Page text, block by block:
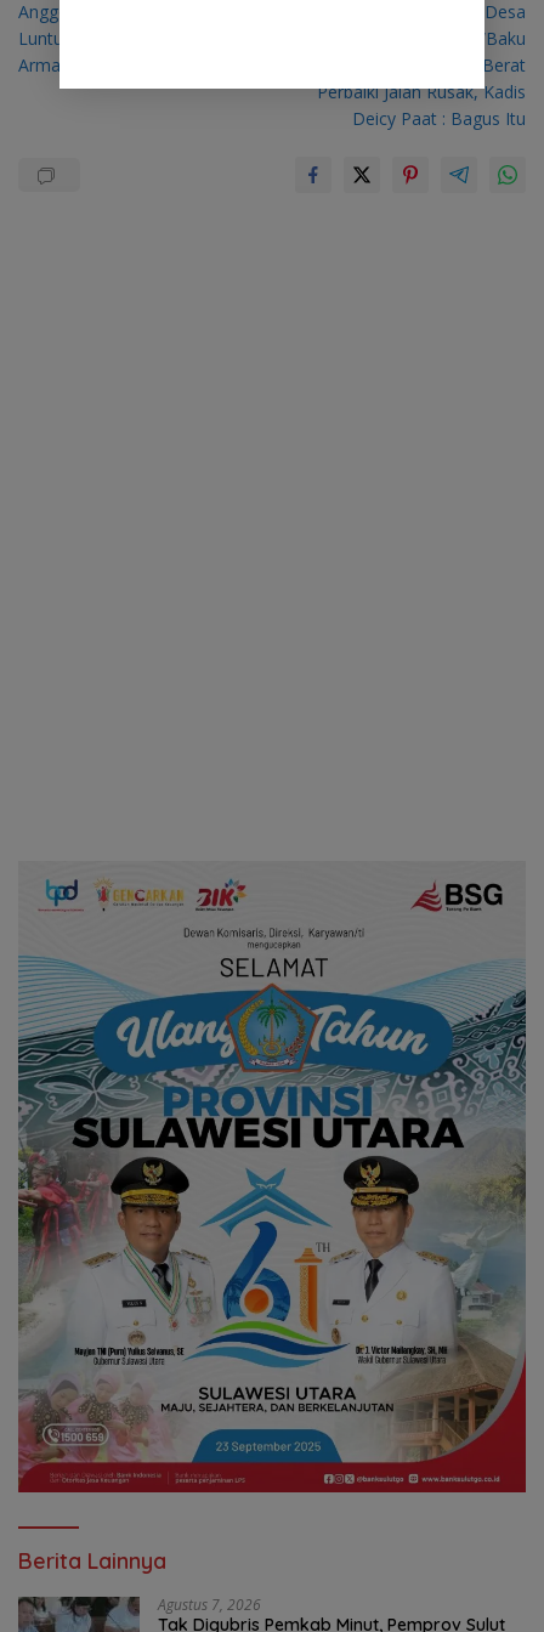
pos
Anggota DPRD Sulut Normans
Luntungan Usul Penambahan
Armada Rute Talaud-Manado
Bikin Malu! Warga Desa
Mopolo Terpaksa “Baku
Brantang” Sewa Alat Berat
Perbaiki Jalan Rusak, Kadis
Deicy Paat : Bagus Itu
Berita Lainnya
Agustus 7, 2026
Tak Digubris Pemkab Minut, Pemprov Sulut